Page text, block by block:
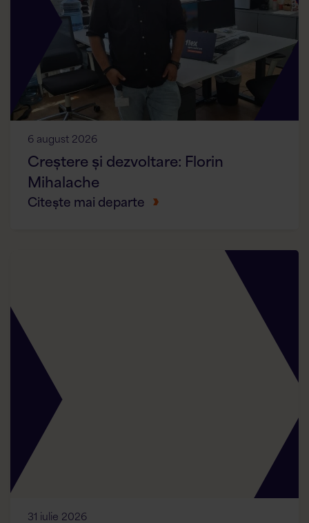
6 august 2026
Creștere și dezvoltare: Florin
Mihalache
Citește mai departe
31 iulie 2026